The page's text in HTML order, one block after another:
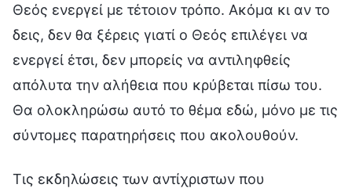
Θεός ενεργεί με τέτοιον τρόπο. Ακόμα κι αν το
δεις, δεν θα ξέρεις γιατί ο Θεός επιλέγει να
ενεργεί έτσι, δεν μπορείς να αντιληφθείς
απόλυτα την αλήθεια που κρύβεται πίσω του.
Θα ολοκληρώσω αυτό το θέμα εδώ, μόνο με τις
σύντομες παρατηρήσεις που ακολουθούν.
Τις εκδηλώσεις των αντίχριστων που